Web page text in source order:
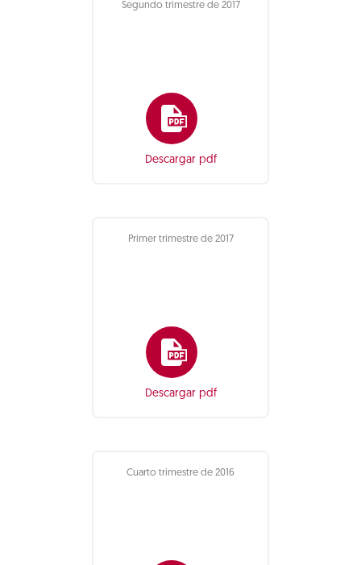
Segundo trimestre de 2017
Descargar pdf
Primer trimestre de 2017
Descargar pdf
Cuarto trimestre de 2016